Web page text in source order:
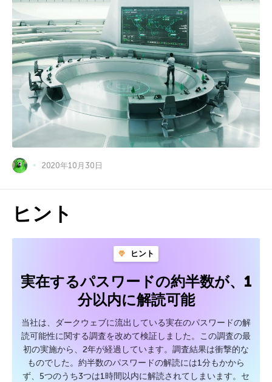
2020年10月30日
ヒント
ヒント
実在するパスワードの約半数が、1
分以内に解読可能
当社は、ダークウェブに流出している実在のパスワードの解
読可能性に関する調査を改めて検証しました。この調査の最
初の実施から、2年が経過しています。調査結果は衝撃的な
ものでした。約半数のパスワードの解読には1分もかから
ず、5つのうち3つは1時間以内に解読されてしまいます。セ